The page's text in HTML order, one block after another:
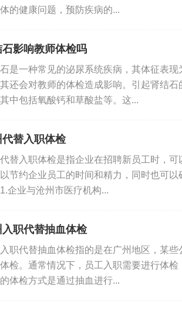
的健康问题，预防疾病的...
石影响教师体检吗
是一种常见的泌尿系统疾病，其体征表
还会对教师的体检造成影响。引起肾结
中包括氧酸钙和草酸盐等。这...
代替入职体检
替入职体检是指企业在招聘新员工时，
节约企业员工的时间和精力，同时也可
企业与沧州市医疗机构...
入职代替抽血体检
职代替抽血体检指的是在广州地区，某
检。通常情况下，员工入职需要进行体
体检方式是通过抽血进行...